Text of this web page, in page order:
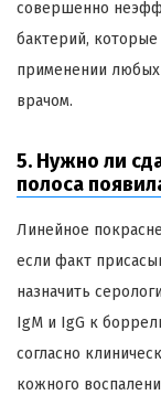
совершенно
бактерий,
применении
врачом.
5. Нужно ли
полоса
Линейное
если факт
назначить
IgM и IgG к
согласно
кожного